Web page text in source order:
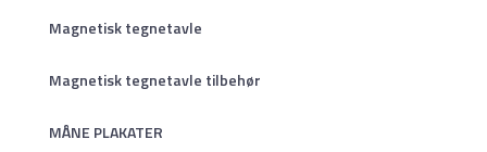
Magnetisk tegnetavle
Magnetisk tegnetavle tilbehør
MÅNE PLAKATER